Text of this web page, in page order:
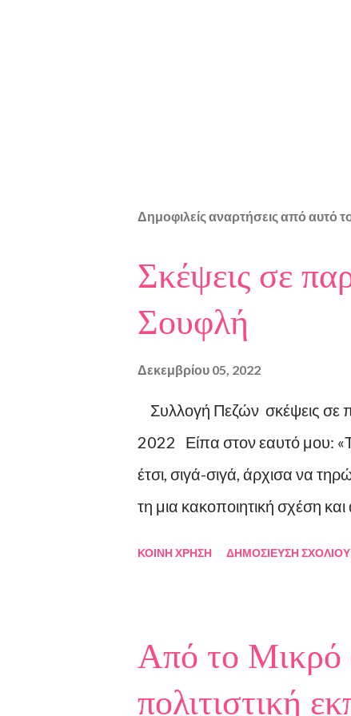
Δημοφιλείς αναρτήσεις από αυτό
Σκέψεις σε
Σουφλή
Δεκεμβρίου 05, 2022
Συλλογή Πεζών σκέψεις σε
2022 Είπα στον εαυτό μου:
έτσι, σιγά-σιγά, άρχισα να
τη μια κακοποιητική σχέση
Λοιπόν, Ευχαριστώ. Σχετικά
το 1989 και μεγάλωσε στον
ΚΟΙΝΉ ΧΡΉΣΗ ΔΗΜΟΣΊΕΥΣΗ ΣΧΟΛΊΟΥ
Από το Μικρό
πολιτιστική